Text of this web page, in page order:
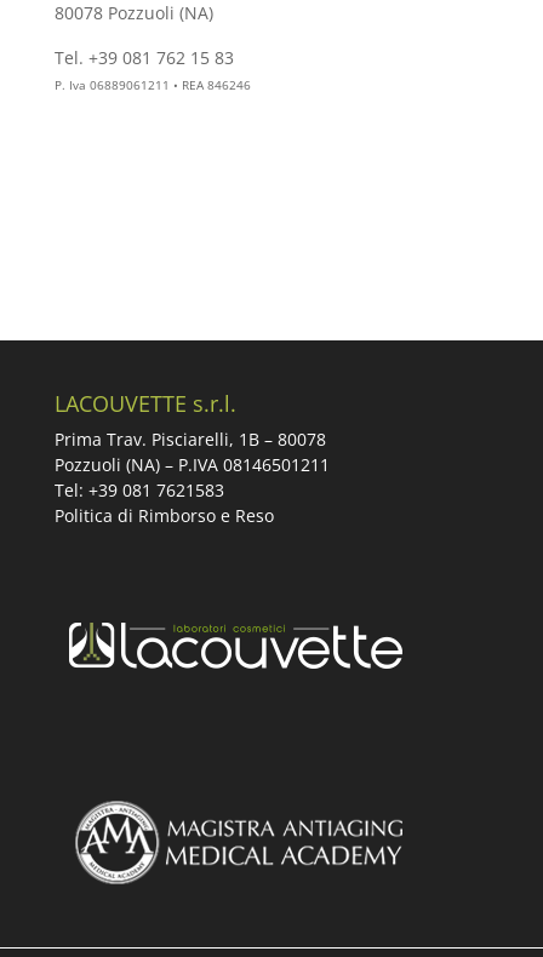
80078 Pozzuoli (NA)
Tel. +39 081 762 15 83
P. Iva 06889061211 • REA 846246
LACOUVETTE s.r.l.
Prima Trav. Pisciarelli, 1B – 80078
Pozzuoli (NA) – P.IVA 08146501211
Tel: +39 081 7621583
Politica di Rimborso e Reso